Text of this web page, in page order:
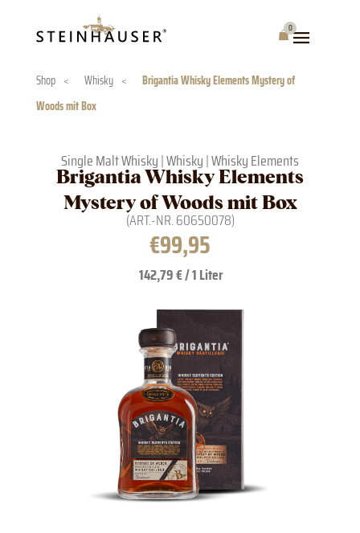
0
Warenkorb
Shop < Whisky <
Brigantia Whisky Elements Mystery of
Woods mit Box
Single Malt Whisky|Whisky|Whisky Elements
Brigantia Whisky Elements
Mystery of Woods mit Box
(ART.-NR.60650078)
€99,95
142,79 € / 1 Liter